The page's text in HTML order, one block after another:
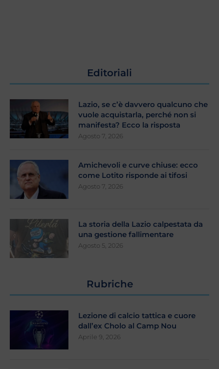
Editoriali
Lazio, se c’è davvero qualcuno che
vuole acquistarla, perché non si
manifesta? Ecco la risposta
Agosto 7, 2026
Amichevoli e curve chiuse: ecco
come Lotito risponde ai tifosi
Agosto 7, 2026
La storia della Lazio calpestata da
una gestione fallimentare
Agosto 5, 2026
Rubriche
Lezione di calcio tattica e cuore
dall’ex Cholo al Camp Nou
Aprile 9, 2026